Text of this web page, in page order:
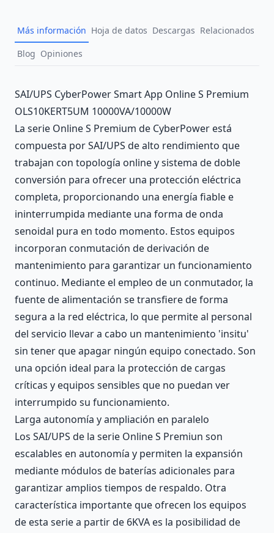
Más información Hoja de datos Descargas Relacionados
Blog Opiniones
Description
SAI/UPS CyberPower Smart App Online S Premium
OLS10KERT5UM 10000VA/10000W
La serie Online S Premium de CyberPower está
compuesta por SAI/UPS de alto rendimiento que
trabajan con topología online y sistema de doble
conversión para ofrecer una protección eléctrica
completa, proporcionando una energía fiable e
ininterrumpida mediante una forma de onda
senoidal pura en todo momento. Estos equipos
incorporan conmutación de derivación de
mantenimiento para garantizar un funcionamiento
continuo. Mediante el empleo de un conmutador, la
fuente de alimentación se transfiere de forma
segura a la red eléctrica, lo que permite al personal
del servicio llevar a cabo un mantenimiento 'insitu'
sin tener que apagar ningún equipo conectado. Son
una opción ideal para la protección de cargas
críticas y equipos sensibles que no puedan ver
interrumpido su funcionamiento.
Larga autonomía y ampliación en paralelo
Los SAI/UPS de la serie Online S Premiun son
escalables en autonomía y permiten la expansión
mediante módulos de baterías adicionales para
garantizar amplios tiempos de respaldo. Otra
característica importante que ofrecen los equipos
de esta serie a partir de 6KVA es la posibilidad de